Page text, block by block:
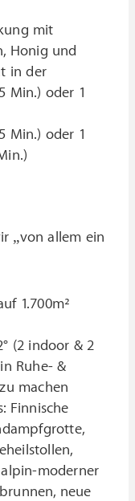
mit
Honig und
in der
Min.) oder 1
Min.) oder 1
„von allem ein
1.700m²
(2 indoor & 2
Ruhe- &
machen
Finnische
moderner
neue